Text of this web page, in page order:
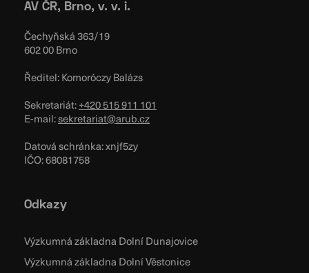
AV ČR, Brno, v. v. i.
Čechyňská 363/19
602 00 Brno
Ředitel: Komoróczy Balázs
Sekretariát:+420 515 911 101
E-mail:sekretariat@arub.cz
Datová schránka: xnjf5zy
IČO: 68081758
Odkazy
Výzkumná základna Dolní Dunajovice
Výzkumná základna Dolní Věstonice